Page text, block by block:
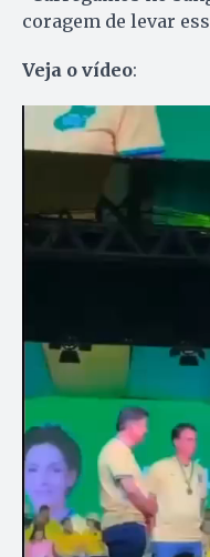
coragem de levar
Veja o vídeo: